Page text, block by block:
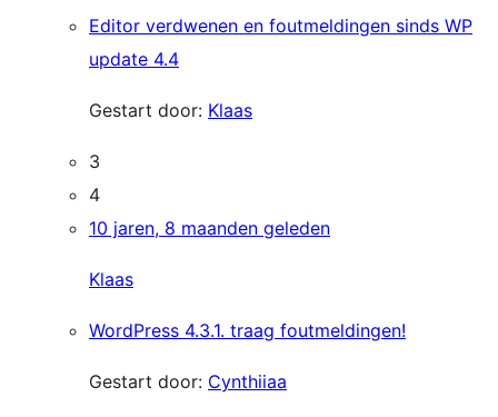
Editor verdwenen en foutmeldingen sinds WP
update 4.4
Gestart door: Klaas
3
4
10 jaren, 8 maanden geleden
Klaas
WordPress 4.3.1. traag foutmeldingen!
Gestart door: Cynthiiaa